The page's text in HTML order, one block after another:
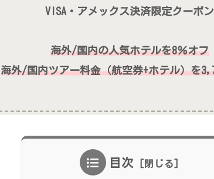
VISA・アメックス決済限定クーポン
海外/国内の人気ホテルを8％オフ
海外/国内ツアー料金（航空券+ホテル）を
目次